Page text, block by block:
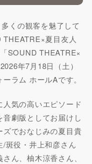
くの観客を魅了して
夏目友人
SOUND THEATRE×
年7月18日（土）
ラム ホールAです。
気の高いエピソード
音劇版としてお届けし
ズでおなじみの夏目貴
斑役・井上和彦さん
ん、柚木涼香さん、